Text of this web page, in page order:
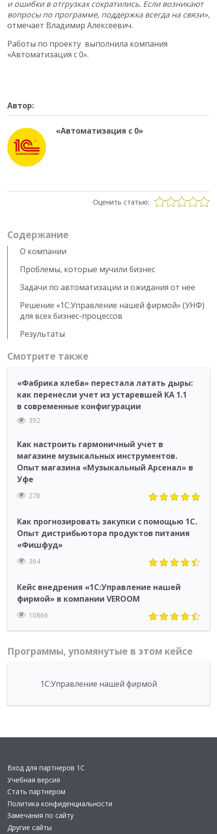
и ошибки в отгрузках сократились. Если возникают
вопросы по программе, поддержка всегда на связи»,
отмечает Владимир Алексеевич.
Работы по проекту выполнила компания
«Автоматизация с 0».
Автор:
«Автоматизация с 0»
Оценить статью:
Cодержание
О компании
Проблемы, которые мучили бизнес
Задачи по автоматизации и ожидания от нее
Решение «1С:Управление нашей фирмой» (УНФ)
для всех бизнес-процессов
Результаты
Смотрите также
«Фабрика хлеба» перестала латать дыры:
как перенесли учет из устаревшей КА 1.1
в современные конфигурации
392
Как настроить гармоничный учет в
магазине музыкальных инструментов.
Опыт магазина «Музыкальный Арсенал» в
Уфе
278
Как прогнозировать закупки с помощью 1С.
Опыт дистрибьютора продуктов питания
«Фишфуд»
364
Кейс внедрения «1С:Управление нашей
фирмой» в компании VEROOM
10866
Программы, упомянутые в этом кейсе
1С:Управление нашей фирмой
Вход для партнеров 1С
Учебная версия
Стать партнером
Политика конфиденциальности
Замечания по сайту
Другие сайты